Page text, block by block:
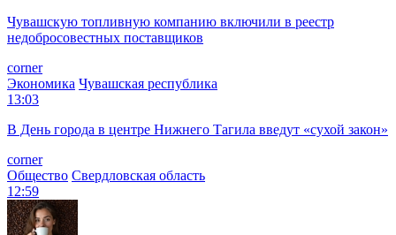
Чувашскую топливную компанию включили в реестр
недобросовестных поставщиков
corner
Экономика Чувашская республика
13:03
В День города в центре Нижнего Тагила введут «сухой закон»
corner
Общество Свердловская область
12:59